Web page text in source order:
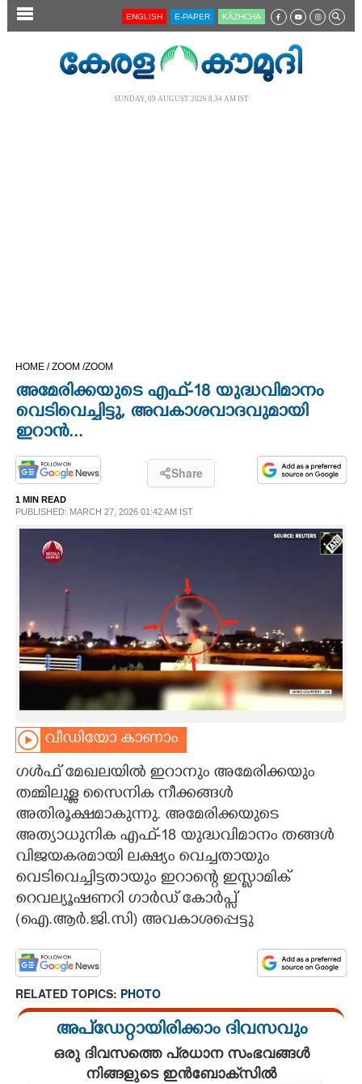
SECTIONS
OPINION
PHOTOS
LIFESTYLE
SPIRITUAL
ART
CARTOONS
LITERATURE
ZOOM
CONTACT US
ENGLISH E-PAPER KĀZHCHA
SUNDAY, 09 AUGUST 2026 8.34 AM IST
HOME /ZOOM /ZOOM
അമേരിക്കയുടെ എഫ്-18 യുദ്ധവിമാനം
വെടിവെച്ചിട്ടു, അവകാശവാദവുമായി
ഇറാൻ...
Share
1 MIN READ
PUBLISHED: MARCH 27, 2026 01:42 AM IST
വീഡിയോ കാണാം
ഗൾഫ് മേഖലയിൽ ഇറാനും അമേരിക്കയും
തമ്മിലുള്ള സൈനിക നീക്കങ്ങൾ
അതിരൂക്ഷമാകുന്നു. അമേരിക്കയുടെ
അത്യാധുനിക എഫ്-18 യുദ്ധവിമാനം തങ്ങൾ
വിജയകരമായി ലക്ഷ്യം വെച്ചതായും
വെടിവെച്ചിട്ടതായും ഇറാന്റെ ഇസ്ലാമിക്
റെവല്യൂഷണറി ഗാർഡ് കോർപ്സ്
(ഐ.ആർ.ജി.സി) അവകാശപ്പെട്ടു
RELATED TOPICS: PHOTO
അപ്ഡേറ്റായിരിക്കാം ദിവസവും
ഒരു ദിവസത്തെ പ്രധാന സംഭവങ്ങൾ
നിങ്ങളുടെ ഇൻബോക്സിൽ